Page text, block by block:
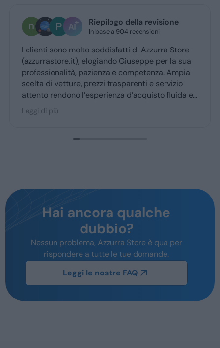
nestor alberto mochi
1 settimana fa
Giuseppe mi ha seguito dal primk momento della
trattativa. Sono molto soddisfatto
Hai ancora qualche
dubbio?
Nessun problema, Azzurra Store è qua per
rispondere a tutte le tue domande.
Leggi le nostre FAQ